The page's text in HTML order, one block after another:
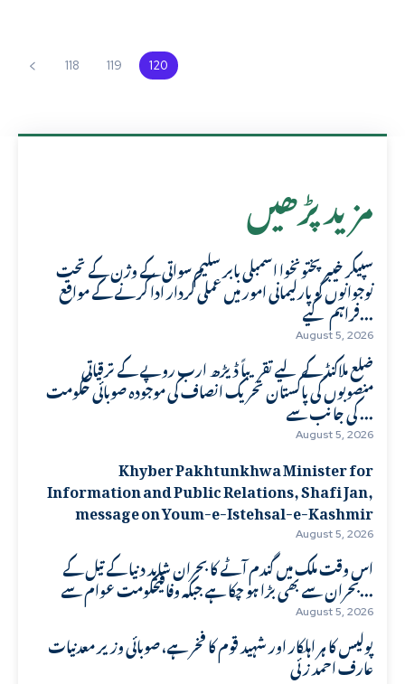
118 119 120
مزید پڑھیں
سپیکر خیبر پختونخوا اسمبلی بابر سلیم سواتی کے وژن کے تحت
نوجوانوں کو پارلیمانی امور میں عملی کردار ادا کرنے کے مواقع
فراہم کیے...
August 5, 2026
ضلع ملاکنڈ کے لیے تقریباً ڈیڑھ ارب روپے کے ترقیاتی
منصوبوں کی پاکستان تحریک انصاف کی موجودہ صوبائی حکومت
کی جانب سے ...
August 5, 2026
Khyber Pakhtunkhwa Minister for
Information and Public Relations, Shafi Jan,
message on Youm-e-Istehsal-e-Kashmir
August 5, 2026
اس وقت ملک میں گندم آٹے کا بحران شاید دنیا کے تیل کے
بحران سے بھی بڑا ہو چکا ہے جبکہ وفاقیحکومت عوام سے...
August 5, 2026
پولیس کا ہر اہلکار اور شہید قوم کا فخر ہے، صوبائی وزیر معدنیات
عارف احمد زئی